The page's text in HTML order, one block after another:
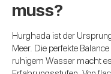
muss?
Hurghada ist der
Meer. Die perfekte
ruhigem Wasser macht